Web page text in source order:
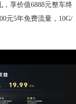
享价值6888元整车终
元5年免费流量，10G/